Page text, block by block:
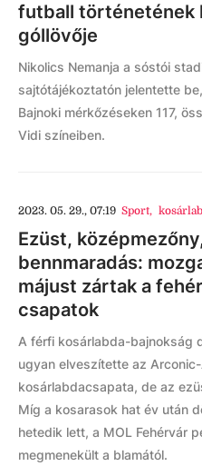
futball történetének
góllövője
Nikolics Nemanja a sóstói
sajtótájékoztatón jelentette
Bajnoki mérkőzéseken 117,
Vidi színeiben.
2023. 05. 29., 07:19 Sport,
Ezüst,
bennmaradás:
májust zártak a
csapatok
A férfi kosárlabda-bajnokság
ugyan elveszítette az
kosárlabdacsapata, de az
Míg a kosarasok hat év után
hetedik lett, a MOL Fehérvár
megmenekült a blamától.